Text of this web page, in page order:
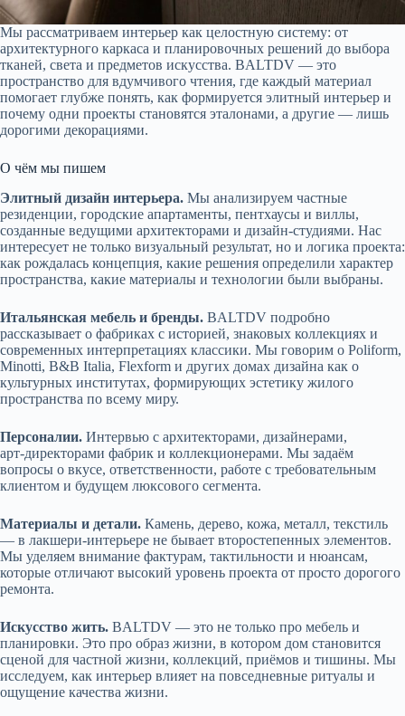
Мы рассматриваем интерьер как целостную систему: от
архитектурного каркаса и планировочных решений до выбора
тканей, света и предметов искусства. BALTDV — это
пространство для вдумчивого чтения, где каждый материал
помогает глубже понять, как формируется элитный интерьер и
почему одни проекты становятся эталонами, а другие — лишь
дорогими декорациями.
О чём мы пишем
Элитный дизайн интерьера. Мы анализируем частные
резиденции, городские апартаменты, пентхаусы и виллы,
созданные ведущими архитекторами и дизайн‑студиями. Нас
интересует не только визуальный результат, но и логика проекта:
как рождалась концепция, какие решения определили характер
пространства, какие материалы и технологии были выбраны.
Итальянская мебель и бренды. BALTDV подробно
рассказывает о фабриках с историей, знаковых коллекциях и
современных интерпретациях классики. Мы говорим о Poliform,
Minotti, B&B Italia, Flexform и других домах дизайна как о
культурных институтах, формирующих эстетику жилого
пространства по всему миру.
Персоналии. Интервью с архитекторами, дизайнерами,
арт‑директорами фабрик и коллекционерами. Мы задаём
вопросы о вкусе, ответственности, работе с требовательным
клиентом и будущем люксового сегмента.
Материалы и детали. Камень, дерево, кожа, металл, текстиль
— в лакшери‑интерьере не бывает второстепенных элементов.
Мы уделяем внимание фактурам, тактильности и нюансам,
которые отличают высокий уровень проекта от просто дорогого
ремонта.
Искусство жить. BALTDV — это не только про мебель и
планировки. Это про образ жизни, в котором дом становится
сценой для частной жизни, коллекций, приёмов и тишины. Мы
исследуем, как интерьер влияет на повседневные ритуалы и
ощущение качества жизни.